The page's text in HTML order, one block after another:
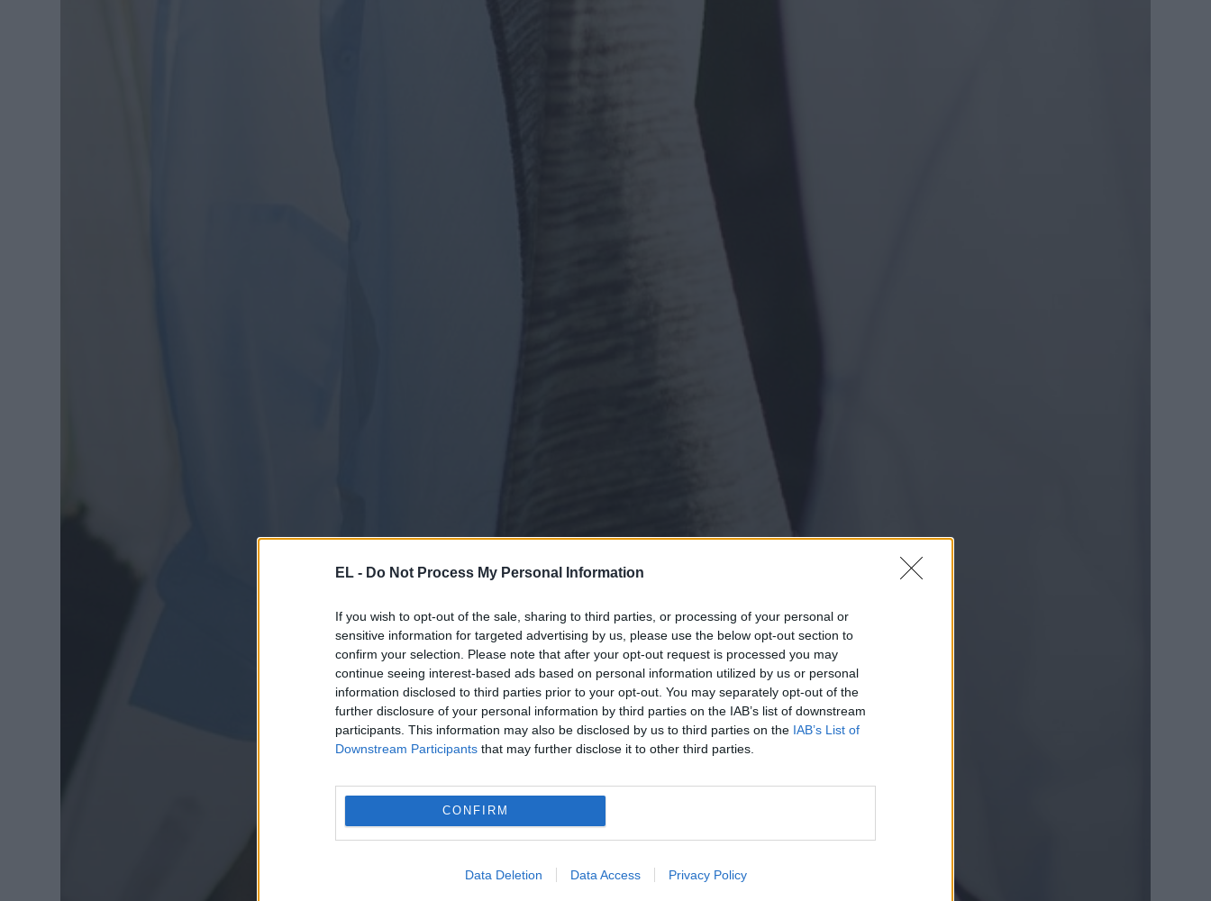
EL - Do Not Process My Personal Information
If you wish to opt-out of the sale, sharing to third parties, or processing of your personal or
sensitive information for targeted advertising by us, please use the below opt-out section to
confirm your selection. Please note that after your opt-out request is processed you may
continue seeing interest-based ads based on personal information utilized by us or personal
information disclosed to third parties prior to your opt-out. You may separately opt-out of the
further disclosure of your personal information by third parties on the IAB’s list of downstream
participants. This information may also be disclosed by us to third parties on the IAB’s List of
Downstream Participants that may further disclose it to other third parties.
CONFIRM
Data Deletion Data Access Privacy Policy